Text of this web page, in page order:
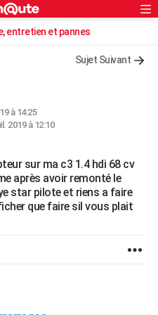
Rechercher
entretien et pannes
Sujet Suivant
à 14:25
2019 à 12:10
sur ma c3 1.4 hdi 68 cv
après avoir remonté le
star pilote et riens a faire
que faire sil vous plait